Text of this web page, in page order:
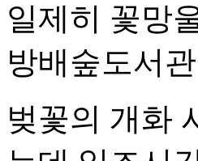
일제히 꽃망
방배숲도서
벚꽃의 개화